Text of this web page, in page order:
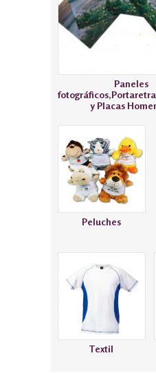
Paneles
y Placas
Peluches
Textil